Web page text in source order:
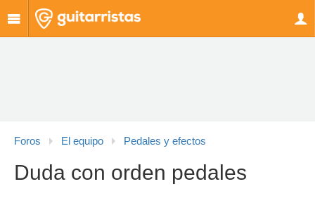
Foros El equipo Pedales y efectos
Duda con orden pedales